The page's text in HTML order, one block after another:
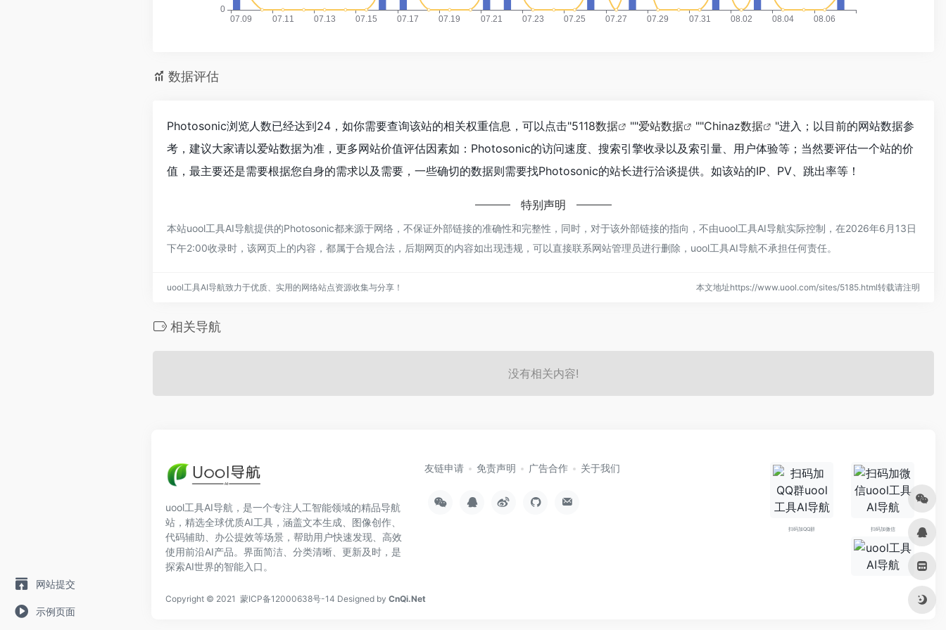
网站提交
示例页面
数据评估
Photosonic浏览人数已经达到24，如你需要查询该站的相关权重信息，可以点击"5118数据 ""爱站数据 ""Chinaz数据
"进入；以目前的网站数据参
考，建议大家请以爱站数据为准，更多网站价值评估因素如：Photosonic的访问速度、搜索引擎收录以及索引量、用户体验等；当然要评估一个站的价
值，最主要还是需要根据您自身的需求以及需要，一些确切的数据则需要找Photosonic的站长进行洽谈提供。如该站的IP、PV、跳出率等！
特别声明
本站uool工具AI导航提供的Photosonic都来源于网络，不保证外部链接的准确性和完整性，同时，对于该外部链接的指向，不由uool工具AI导航实际控制，在2026年6月13日
下午2:00收录时，该网页上的内容，都属于合规合法，后期网页的内容如出现违规，可以直接联系网站管理员进行删除，uool工具AI导航不承担任何责任。
uool工具AI导航致力于优质、实用的网络站点资源收集与分享！ 本文地址https://www.uool.com/sites/5185.html转载请注明
相关导航
没有相关内容!
uool工具AI导航，是一个专注人工智能领域的精品导航
站，精选全球优质AI工具，涵盖文本生成、图像创作、
代码辅助、办公提效等场景，帮助用户快速发现、高效
使用前沿AI产品。界面简洁、分类清晰、更新及时，是
探索AI世界的智能入口。
友链申请 免责声明 广告合作 关于我们
扫码加QQ群 扫码加微信
Copyright © 2021 蒙ICP备12000638号-14 Designed by CnQi.Net